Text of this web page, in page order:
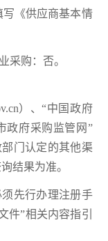
《供应商基本情
采购：否。
）、“中国政府
政府采购监管网”
部门认定的其他渠
结果为准。
先行办理注册手
件”相关内容指引